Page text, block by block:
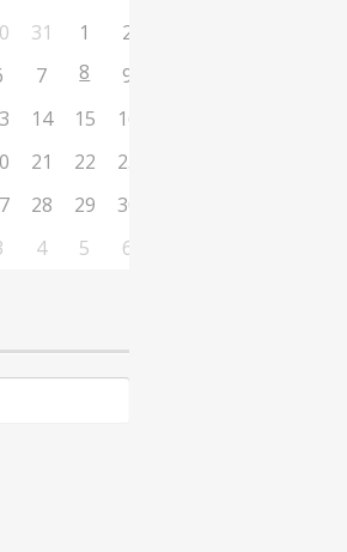
31 1
2
7 8
9
14 15
16
21 22
23
28 29
30
4 5 6